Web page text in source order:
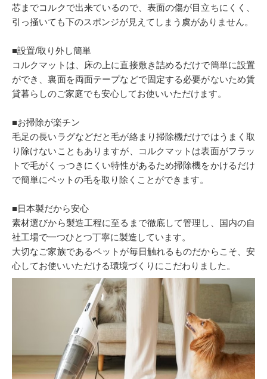
芯までコルクで出来ているので、表面の傷が目立ちにくく、
引っ掻いても下のスポンジが見えてしまう虞がありません。
■設置/取り外し簡単
コルクマットは、床の上に直接敷き詰めるだけで簡単に設置
ができ、裏面を両面テープなどで固定する必要がないため賃
貸暮らしのご家庭でも安心してお使いいただけます。
■お掃除が楽チン
毛足の長いラグなどだと毛が絡まり掃除機だけではうまく取
り除けないこともありますが、コルクマットは表面がフラッ
トで毛がくっつきにくい特性があるため掃除機をかけるだけ
で簡単にペットの毛を取り除くことができます。
■日本製だから安心
素材選びから製造工程に至るまで徹底して管理し、国内の自
社工場で一つひとつ丁寧に製造しています。
大切なご家族であるペットが毎日触れるものだからこそ、安
心してお使いいただける環境づくりにこだわりました。